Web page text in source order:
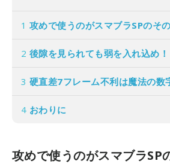
1 攻めで使うのがスマブラSPのそ
2 後隙を見られても弱を入れ込め！
3 硬直差7フレーム不利は魔法の数
4 おわりに
攻めで使うのがスマブラSP